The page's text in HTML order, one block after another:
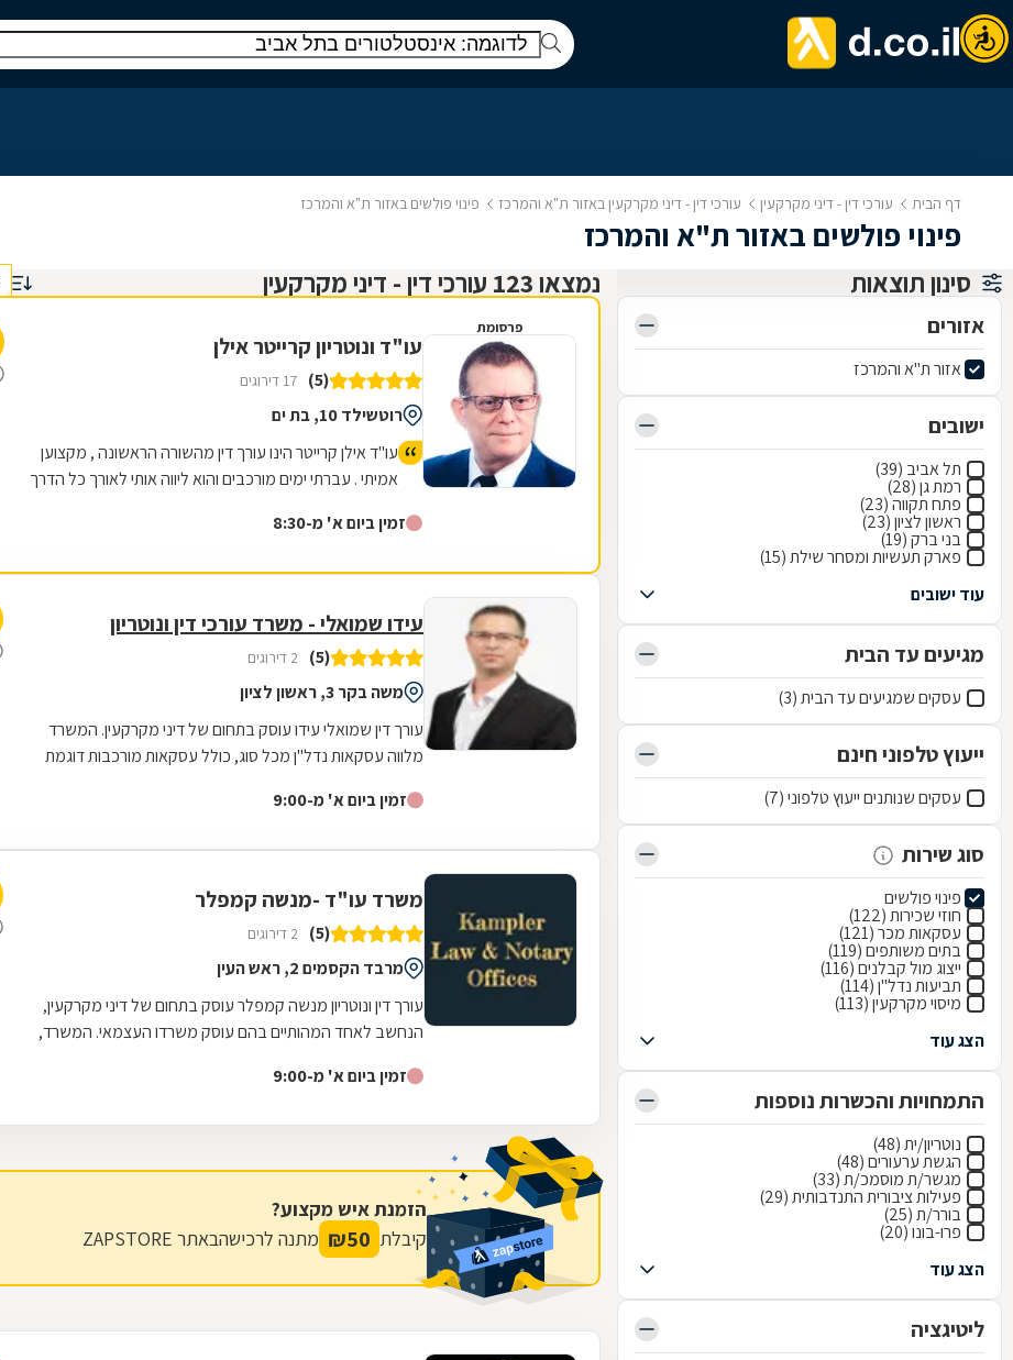
דף הבית עורכי דין - דיני מקרקעין עורכי דין - דיני מקרקעין באזור ת"א והמרכז פינוי פולשים באזור ת"א והמרכז
פינוי פולשים באזור ת"א והמרכז
סינון תוצאות
אזורים
אזור ת"א והמרכז
ישובים
תל אביב (39)
רמת גן (28)
פתח תקווה (23)
ראשון לציון (23)
בני ברק (19)
פארק תעשיות ומסחר שילת (15)
עוד ישובים
מגיעים עד הבית
עסקים שמגיעים עד הבית (3)
ייעוץ טלפוני חינם
עסקים שנותנים ייעוץ טלפוני (7)
סוג שירות
פינוי פולשים
חוזי שכירות (122)
עסקאות מכר (121)
בתים משותפים (119)
ייצוג מול קבלנים (116)
תביעות נדל"ן (114)
מיסוי מקרקעין (113)
הצג עוד
התמחויות והכשרות נוספות
נוטריון/ית (48)
הגשת ערעורים (48)
מגשר/ת מוסמכ/ת (33)
פעילות ציבורית התנדבותית (29)
בורר/ת (25)
פרו-בונו (20)
הצג עוד
ליטיגציה
נמצאו 123 עורכי דין - דיני מקרקעין
פרסומת
עו"ד ונוטריון קרייטר אילן
(5) 17 דירוגים
רוטשילד 10, בת ים
עו"ד אילן קרייטר הינו עורך דין מהשורה הראשונה , מקצוען
אמיתי . עברתי ימים מורכבים והוא ליווה אותי לאורך כל הדרך
תמיד גם בשעות לא שיגרתיות ואפילו בשבת . כל עצה שלו
רבות של עיסוק בתחום כל כך חשוב ולכל כך הרבה אנשים .
זמין ביום א' מ-8:30
עידו שמואלי - משרד עורכי דין ונוטריון
(5) 2 דירוגים
משה בקר 3, ראשון לציון
עורך דין שמואלי עידו עוסק בתחום של דיני מקרקעין. המשרד
מלווה עסקאות נדל"ן מכל סוג, כולל עסקאות מורכבות דוגמת
זמין ביום א' מ-9:00
משרד עו"ד -מנשה קמפלר
(5) 2 דירוגים
מרבד הקסמים 2, ראש העין
עורך דין ונוטריון מנשה קמפלר עוסק בתחום של דיני מקרקעין,
הנחשב לאחד המהותיים בהם עוסק משרדו העצמאי. המשרד,
זמין ביום א' מ-9:00
הזמנת איש מקצוע?
קיבלת 50
₪ מתנה לרכישהבאתר ZAPSTORE